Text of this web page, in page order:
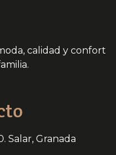
calidad y confort
Salar, Granada